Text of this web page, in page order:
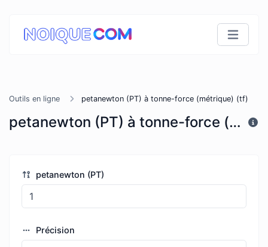
Outils en ligne petanewton (PT) à tonne-force (métrique) (tf)
petanewton (PT) à tonne-force (métrique) (tf)
petanewton (PT)
Précision